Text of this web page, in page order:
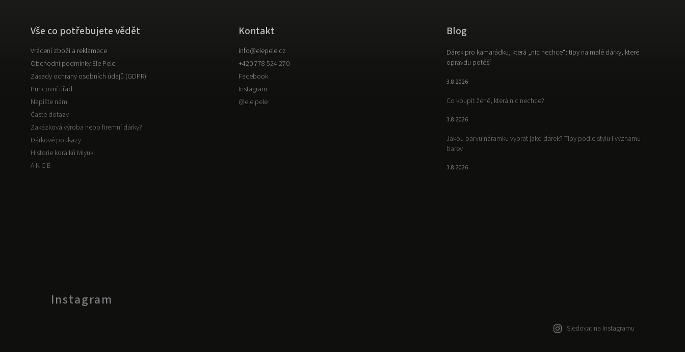
Vše co potřebujete vědět
Vrácení zboží a reklamace
Obchodní podmínky Ele Pele
Zásady ochrany osobních údajů (GDPR)
Puncovní úřad
Napište nám
Časté dotazy
Zakázková výroba nebo firemní dárky?
Dárkové poukazy
Historie korálků Miyuki
A K C E
Instagram
Sledovat na Instagramu
Kontakt
info@elepele.cz
+420 778 524 270
Facebook
Instagram
@ele.pele
Blog
Dárek pro kamarádku, která „nic nechce“: tipy na malé dárky, které
opravdu potěší
3.8.2026
Co koupit ženě, která nic nechce?
3.8.2026
Jakou barvu náramku vybrat jako dárek? Tipy podle stylu i významu
barev
3.8.2026